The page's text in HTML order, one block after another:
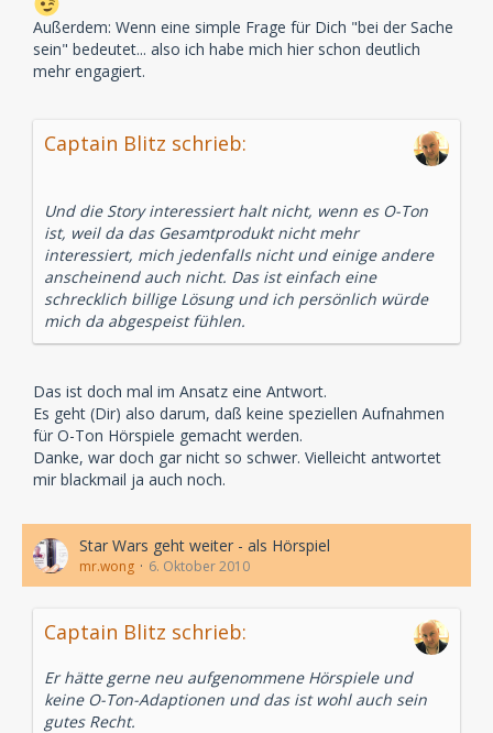
Außerdem: Wenn eine simple Frage für Dich "bei der Sache
sein" bedeutet... also ich habe mich hier schon deutlich
mehr engagiert.
Captain Blitz schrieb:
Und die Story interessiert halt nicht, wenn es O-Ton
ist, weil da das Gesamtprodukt nicht mehr
interessiert, mich jedenfalls nicht und einige andere
anscheinend auch nicht. Das ist einfach eine
schrecklich billige Lösung und ich persönlich würde
mich da abgespeist fühlen.
Das ist doch mal im Ansatz eine Antwort.
Es geht (Dir) also darum, daß keine speziellen Aufnahmen
für O-Ton Hörspiele gemacht werden.
Danke, war doch gar nicht so schwer. Vielleicht antwortet
mir blackmail ja auch noch.
Star Wars geht weiter - als Hörspiel
mr.wong 6. Oktober 2010
Captain Blitz schrieb:
Er hätte gerne neu aufgenommene Hörspiele und
keine O-Ton-Adaptionen und das ist wohl auch sein
gutes Recht.